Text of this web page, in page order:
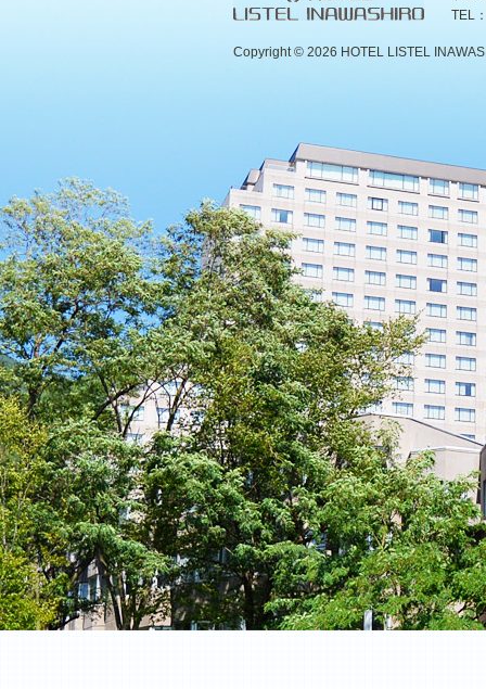
TEL
Copyright © 2026 HOTEL LISTEL